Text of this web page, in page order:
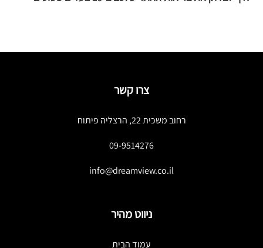
צרו קשר
רחוב משכית 22, הרצליה פיתוח
09-9514276
info@dreamview.co.il
ניווט מהיר
עמוד הבית